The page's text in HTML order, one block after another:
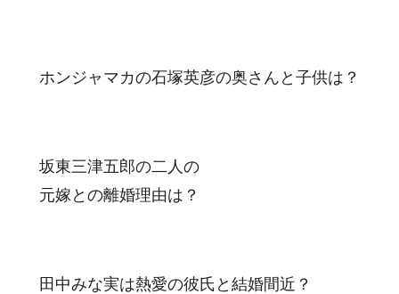
ホンジャマカの石塚英彦の奥さんと子供は？
坂東三津五郎の二人の
元嫁との離婚理由は？
田中みな実は熱愛の彼氏と結婚間近？